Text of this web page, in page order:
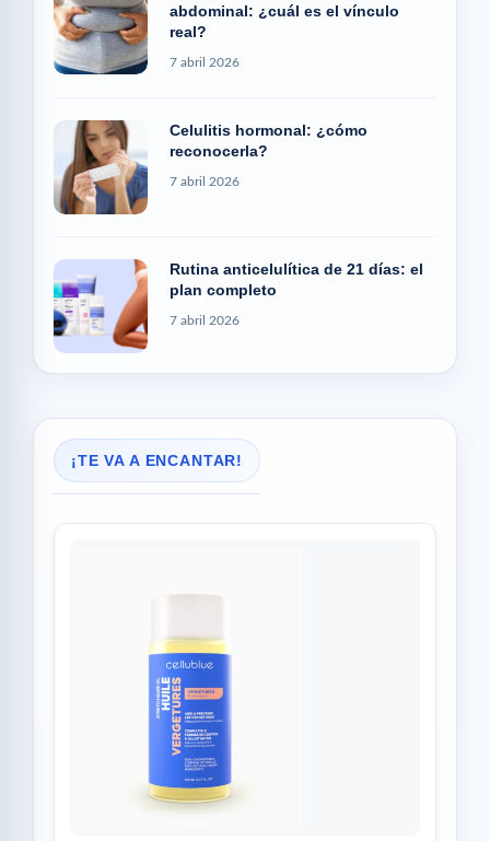
abdominal: ¿cuál es el vínculo
real?
7 abril 2026
Celulitis hormonal: ¿cómo
reconocerla?
7 abril 2026
Rutina anticelulítica de 21 días: el
plan completo
7 abril 2026
¡TE VA A ENCANTAR!